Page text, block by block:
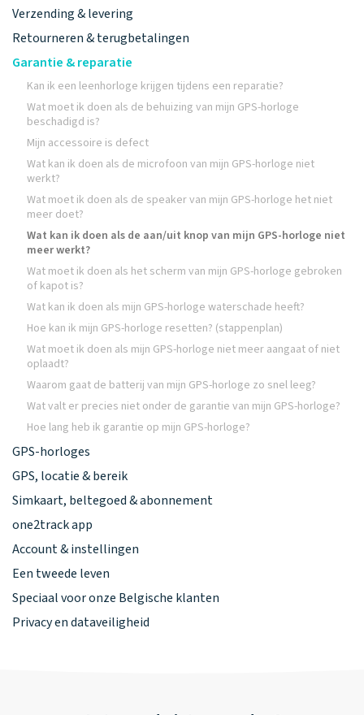
Verzending & levering
Retourneren & terugbetalingen
Garantie & reparatie
Kan ik een leenhorloge krijgen tijdens een reparatie?
Wat moet ik doen als de behuizing van mijn GPS-horloge
beschadigd is?
Mijn accessoire is defect
Wat kan ik doen als de microfoon van mijn GPS-horloge niet
werkt?
Wat moet ik doen als de speaker van mijn GPS-horloge het niet
meer doet?
Wat kan ik doen als de aan/uit knop van mijn GPS-horloge niet
meer werkt?
Wat moet ik doen als het scherm van mijn GPS-horloge gebroken
of kapot is?
Wat kan ik doen als mijn GPS-horloge waterschade heeft?
Hoe kan ik mijn GPS-horloge resetten? (stappenplan)
Wat moet ik doen als mijn GPS-horloge niet meer aangaat of niet
oplaadt?
Waarom gaat de batterij van mijn GPS-horloge zo snel leeg?
Wat valt er precies niet onder de garantie van mijn GPS-horloge?
Hoe lang heb ik garantie op mijn GPS-horloge?
GPS-horloges
GPS, locatie & bereik
Simkaart, beltegoed & abonnement
one2track app
Account & instellingen
Een tweede leven
Speciaal voor onze Belgische klanten
Privacy en dataveiligheid